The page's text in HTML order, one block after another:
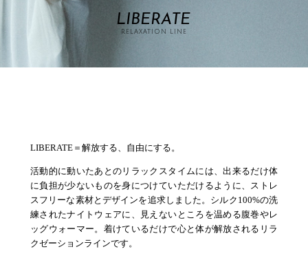
LIBERATE
RELAXATION LINE
LIBERATE＝解放する、自由にする。
活動的に動いたあとのリラックスタイムには、出来るだけ体
に負担が少ないものを身につけていただけるように、ストレ
スフリーな素材とデザインを追求しました。シルク100%の洗
練されたナイトウェアに、見えないところを温める腹巻やレ
ッグウォーマー。着けているだけで心と体が解放されるリラ
クゼーションラインです。